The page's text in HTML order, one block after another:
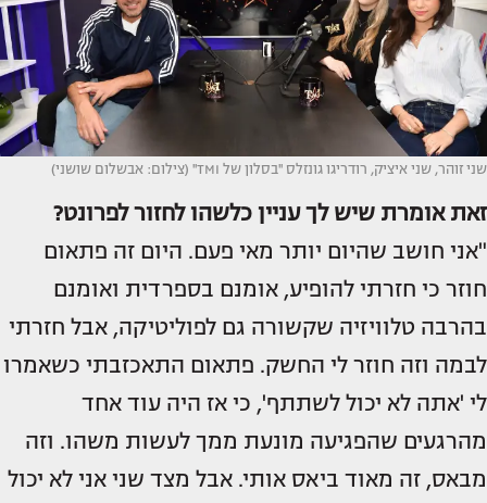
שני זוהר, שני איציק, רודריגו גונזלס ''בסלון של TMI'' (צילום: אבשלום שושני)
זאת אומרת שיש לך עניין כלשהו לחזור לפרונט?
"אני חושב שהיום יותר מאי פעם. היום זה פתאום
חוזר כי חזרתי להופיע, אומנם בספרדית ואומנם
בהרבה טלוויזיה שקשורה גם לפוליטיקה, אבל חזרתי
לבמה וזה חוזר לי החשק. פתאום התאכזבתי כשאמרו
לי 'אתה לא יכול לשתתף', כי אז היה עוד אחד
מהרגעים שהפגיעה מונעת ממך לעשות משהו. וזה
מבאס, זה מאוד ביאס אותי. אבל מצד שני אני לא יכול